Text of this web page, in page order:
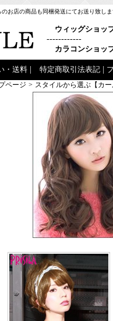
お店の商品も同梱発送にてお送り致し
ウィッグショッ
------------
カラコンショッ
・送料 特定商取引法表記
ページ > スタイルから選ぶ【カ